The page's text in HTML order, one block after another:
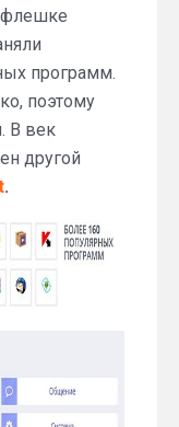
флешке
программ.
поэтому
В век
другой
.